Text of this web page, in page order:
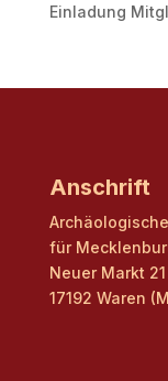
Einladung
Anschrift
für
Neuer Markt 21
17192 Waren